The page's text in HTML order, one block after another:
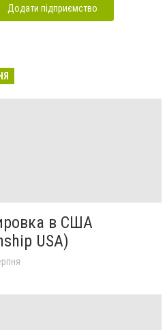
Додати підприємство
в США
USA)